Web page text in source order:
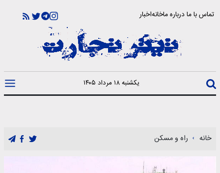
تماس با مادرباره ماخانهاخبار
یکشنبه ۱۸ مرداد ۱۴۰۵
خانه راه و مسکن